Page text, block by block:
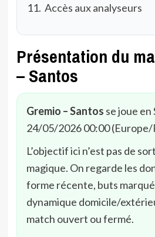
Accès aux analyseurs
Présentation du
– Santos
Gremio – Santos se joue en
24/05/2026 00:00 (Europe/
L’objectif ici n’est pas de
magique. On regarde les
forme récente, buts
dynamique domicile/
match ouvert ou fermé.